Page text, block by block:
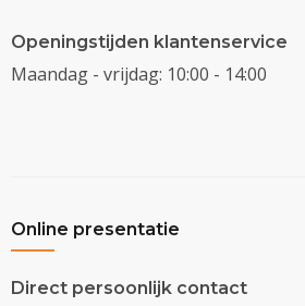
Openingstijden klantenservice
Maandag - vrijdag: 10:00 - 14:00
Online presentatie
Direct persoonlijk contact